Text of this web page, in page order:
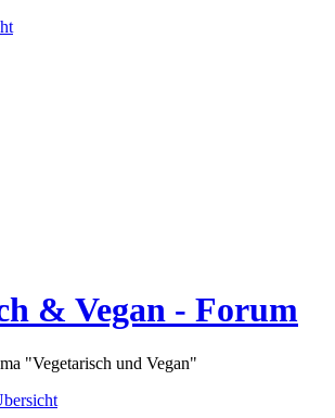
& Vegan - Forum
"Vegetarisch und Vegan"